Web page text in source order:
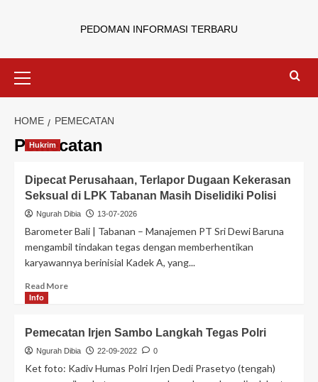
PEDOMAN INFORMASI TERBARU
HOME PEMECATAN
Pemecatan
Hukrim
Dipecat Perusahaan, Terlapor Dugaan Kekerasan
Seksual di LPK Tabanan Masih Diselidiki Polisi
Ngurah Dibia 13-07-2026
Barometer Bali | Tabanan – Manajemen PT Sri Dewi Baruna
mengambil tindakan tegas dengan memberhentikan
karyawannya berinisial Kadek A, yang...
Read More
Info
Pemecatan Irjen Sambo Langkah Tegas Polri
Ngurah Dibia 22-09-2022 0
Ket foto: Kadiv Humas Polri Irjen Dedi Prasetyo (tengah)